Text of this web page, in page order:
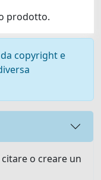
prodotto.
copyright e
o creare un